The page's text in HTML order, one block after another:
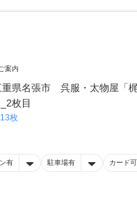
案内
枚
有 駐車場有 カード可